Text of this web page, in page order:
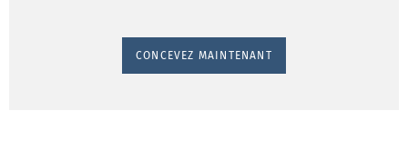
CONCEVEZ MAINTENANT